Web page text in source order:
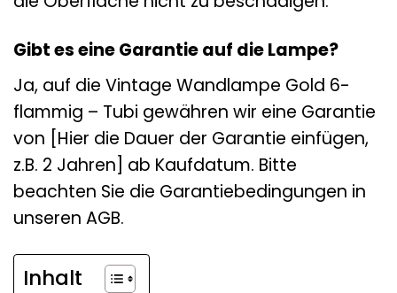
Gibt es eine Garantie auf die Lampe?
Ja, auf die Vintage Wandlampe Gold 6-
flammig – Tubi gewähren wir eine Garantie
von [Hier die Dauer der Garantie einfügen,
z.B. 2 Jahren] ab Kaufdatum. Bitte
beachten Sie die Garantiebedingungen in
unseren AGB.
Inhalt